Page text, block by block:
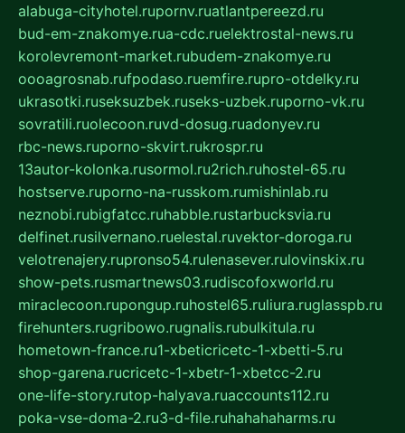
alabuga-cityhotel.rupornv.ruatlantpereezd.ru
bud-em-znakomye.rua-cdc.ruelektrostal-news.ru
korolevremont-market.rubudem-znakomye.ru
oooagrosnab.rufpodaso.ruemfire.rupro-otdelky.ru
ukrasotki.ruseksuzbek.ruseks-uzbek.ruporno-vk.ru
sovratili.ruolecoon.ruvd-dosug.ruadonyev.ru
rbc-news.ruporno-skvirt.rukrospr.ru
13autor-kolonka.rusormol.ru2rich.ruhostel-65.ru
hostserve.ruporno-na-russkom.rumishinlab.ru
neznobi.rubigfatcc.ruhabble.rustarbucksvia.ru
delfinet.rusilvernano.ruelestal.ruvektor-doroga.ru
velotrenajery.rupronso54.rulenasever.rulovinskix.ru
show-pets.rusmartnews03.rudiscofoxworld.ru
miraclecoon.rupongup.ruhostel65.ruliura.ruglasspb.ru
firehunters.rugribowo.rugnalis.rubulkitula.ru
hometown-france.ru1-xbeticricetc-1-xbetti-5.ru
shop-garena.rucricetc-1-xbetr-1-xbetcc-2.ru
one-life-story.rutop-halyava.ruaccounts112.ru
poka-vse-doma-2.ru3-d-file.ruhahahaharms.ru